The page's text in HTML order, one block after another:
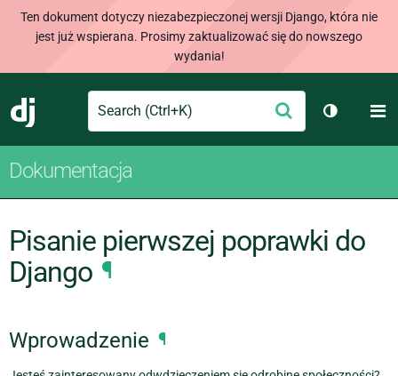
Ten dokument dotyczy niezabezpieczonej wersji Django, która nie
jest już wspierana. Prosimy zaktualizować się do nowszego
wydania!
Django
Search Wyślij
Dokumentacja
Pisanie pierwszej poprawki do
Django ¶
Wprowadzenie ¶